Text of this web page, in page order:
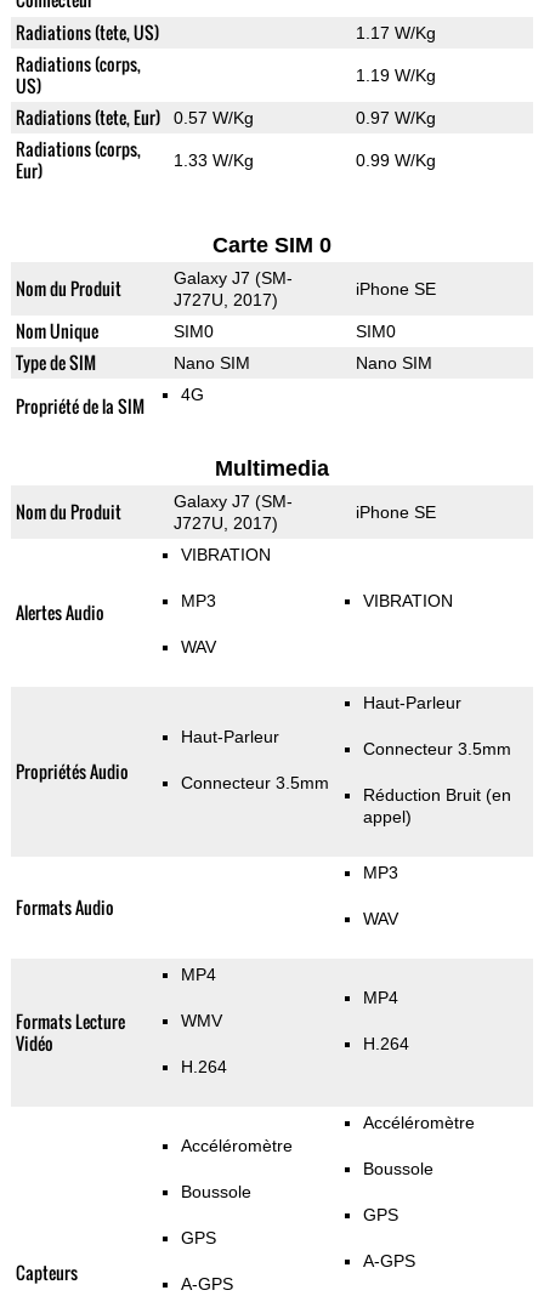
Radiations (tete, US) 1.17 W/Kg
Radiations (corps,
US)
1.19 W/Kg
Radiations (tete, Eur) 0.57 W/Kg 0.97 W/Kg
Radiations (corps,
Eur)
1.33 W/Kg 0.99 W/Kg
Carte SIM 0
Nom du Produit
Galaxy J7 (SM-
J727U, 2017)
iPhone SE
Nom Unique SIM0 SIM0
Type de SIM Nano SIM Nano SIM
Propriété de la SIM 4G
Multimedia
Nom du Produit
Galaxy J7 (SM-
J727U, 2017)
iPhone SE
Alertes Audio
VIBRATION
MP3
WAV
VIBRATION
Propriétés Audio
Haut-Parleur
Connecteur 3.5mm
Haut-Parleur
Connecteur 3.5mm
Réduction Bruit (en
appel)
Formats Audio
MP3
WAV
Formats Lecture
Vidéo
MP4
WMV
H.264
MP4
H.264
Capteurs
Accéléromètre
Boussole
GPS
A-GPS
Accéléromètre
Boussole
GPS
A-GPS